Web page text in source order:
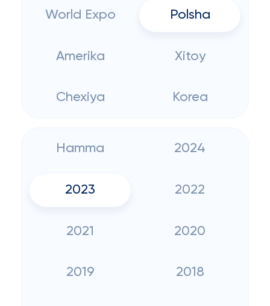
World Expo Polsha
Amerika Xitoy
Chexiya Korea
Hamma 2024
2023 2022
2021 2020
2019 2018